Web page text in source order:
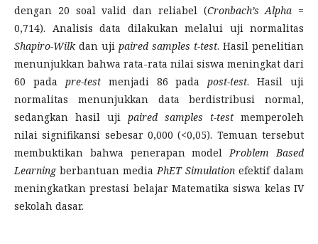
dengan 20 soal valid dan reliabel (Cronbach’s Alpha =
0,714). Analisis data dilakukan melalui uji normalitas
Shapiro-Wilkdan uji paired samples t-test. Hasil penelitian
menunjukkan bahwa rata-rata nilai siswa meningkat dari
60 pada pre-testmenjadi 86 padapost-test. Hasil uji
normalitas menunjukkan data berdistribusi normal,
sedangkan hasil uji paired samples t-test memperoleh
nilai signifikansi sebesar 0,000 (<0,05). Temuan tersebut
membuktikan bahwa penerapan model Problem Based
Learningberbantuan media PhET Simulation efektif dalam
meningkatkan prestasi belajar Matematika siswa kelas IV
sekolah dasar.